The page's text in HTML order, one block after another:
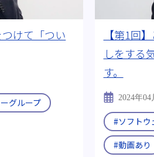
つけて「つい
グループ
【第1回
しをする
す。
2024年04
#ソフトウ
#動画あり